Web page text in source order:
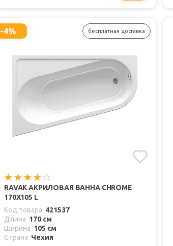
-4% бесплатная доставка
RAVAK АКРИЛОВАЯ ВАННА CHROME
170X105 L
Код товара 421537
Длина 170 см
Ширина 105 см
Страна Чехия